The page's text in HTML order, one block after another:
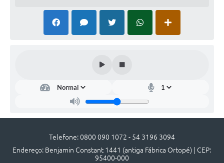
Despesas por órgãos
Gestão Fiscal
Telefone: 0800 090 1072 - 54 3196 3094
Endereço: Benjamin Constant 1441 (antiga Fábrica Ortopé) | CEP:
95400-000